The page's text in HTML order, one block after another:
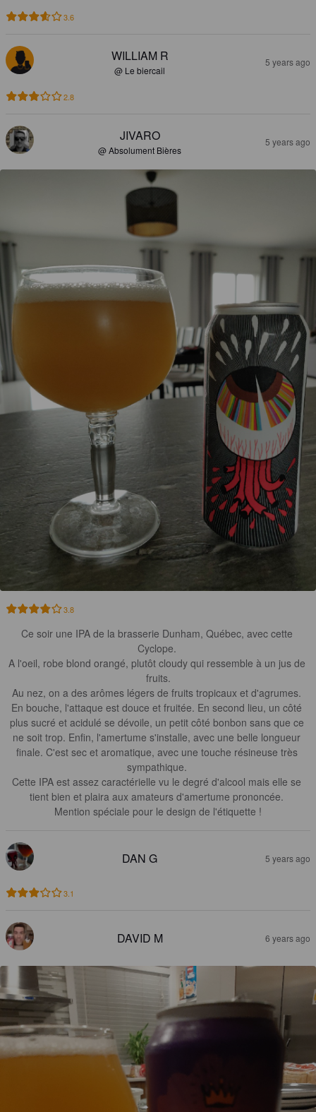
3.6
WILLIAM R
@ Le biercail
5 years ago
2.8
JIVARO
@ Absolument Bières
5 years ago
3.8
Ce soir une IPA de la brasserie Dunham, Québec, avec cette
Cyclope.
A l'oeil, robe blond orangé, plutôt cloudy qui ressemble à un jus de
fruits.
Au nez, on a des arômes légers de fruits tropicaux et d'agrumes.
En bouche, l'attaque est douce et fruitée. En second lieu, un côté
plus sucré et acidulé se dévoile, un petit côté bonbon sans que ce
ne soit trop. Enfin, l'amertume s'installe, avec une belle longueur
finale. C'est sec et aromatique, avec une touche résineuse très
sympathique.
Cette IPA est assez caractérielle vu le degré d'alcool mais elle se
tient bien et plaira aux amateurs d'amertume prononcée.
Mention spéciale pour le design de l'étiquette !
DAN G 5 years ago
3.1
DAVID M 6 years ago